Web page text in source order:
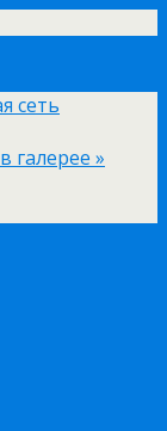
сеть
галерее »